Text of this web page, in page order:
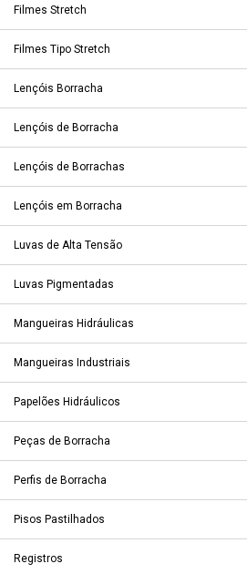
Filmes Stretch
Filmes Tipo Stretch
Lençóis Borracha
Lençóis de Borracha
Lençóis de Borrachas
Lençóis em Borracha
Luvas de Alta Tensão
Luvas Pigmentadas
Mangueiras Hidráulicas
Mangueiras Industriais
Papelões Hidráulicos
Peças de Borracha
Perfis de Borracha
Pisos Pastilhados
Registros